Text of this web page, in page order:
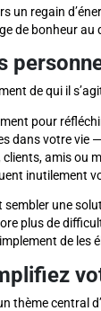
un regain
de bonheur au
de qui il
pour
dans votre vie —
amis ou
inutilement
une
plus de
de les
thème central